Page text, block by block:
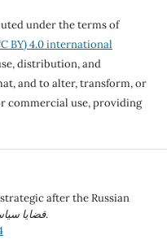
under the terms of
BY) 4.0 international
distribution, and
and to alter, transform, or
commercial use, providing
after the Russian
قضايا, 311-328.